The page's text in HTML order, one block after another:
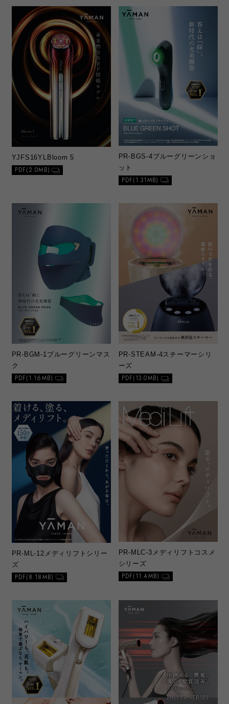
YJFS16YL Bloom 5
PDF(2.0MB)
PR-BGS-4ブルーグリーンショ
ット
PDF(1.31MB)
PR-BGM-1ブルーグリーンマス
ク
PDF(1.16MB)
PR-STEAM-4スチーマーシリ
ーズ
PDF(13.0MB)
PR-ML-12 メディリフトシリー
ズ
PDF(8.18MB)
PR-MLC-3 メディリフトコスメ
シリーズ
PDF(11.4MB)